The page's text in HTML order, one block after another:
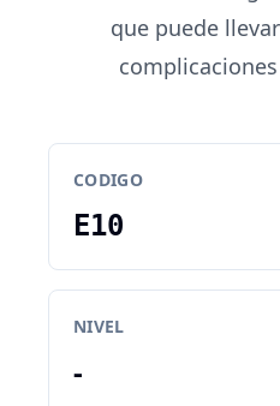
que puede
CODIGO
E10
NIVEL
-